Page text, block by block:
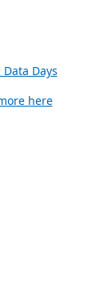
Days
here